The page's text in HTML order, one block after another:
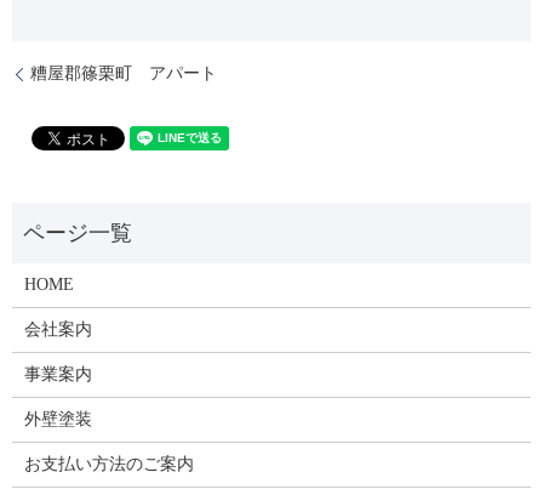
糟屋郡篠栗町 アパート
HOME
会社案内
事業案内
外壁塗装
お支払い方法のご案内